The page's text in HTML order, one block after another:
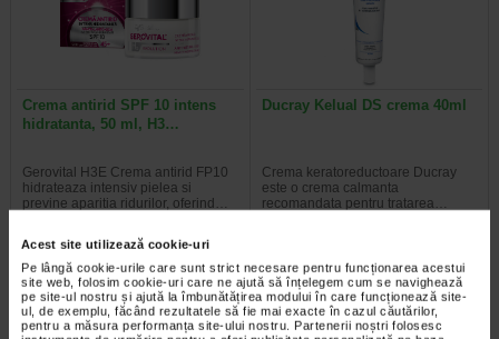
Acest site utilizează cookie-uri
Pe lângă cookie-urile care sunt strict necesare pentru funcționarea acestui
site web, folosim cookie-uri care ne ajută să înțelegem cum se navighează
pe site-ul nostru și ajută la îmbunătățirea modului în care funcționează site-
ul, de exemplu, făcând rezultatele să fie mai exacte în cazul căutărilor,
pentru a măsura performanța site-ului nostru. Partenerii noștri folosesc
Crema antirid SPF 10 intens
hidratanta, 50 ml, H3…
Gerovital H3E Crema antirid FP10
hidrateaza intensiv pielea si
previne aparitia ridurilor, oferind…
Ducray Kelual DS crema 40ml
Crema keratoreductoare Ducray
este o crema calmanta
recomandata pentru tratarea…
-30% Preț întreg: 129,30 Lei
Preț redus: 90.51 Lei
-20% Preț întreg: 108.30 Lei
Preț redus: 86.64 Lei